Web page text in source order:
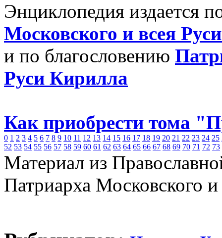
Энциклопедия издается
Московского и всея
и по благословению
Руси Кирилла
Как приобрести тома
0 1 2 3 4 5 6 7 8 9 10 11 12 13 14 15 16 17 18 19 20 21 22 23 24 25
52 53 54 55 56 57 58 59 60 61 62 63 64 65 66 67 68 69 70 71 72 73
Материал из
Патриарха Московского